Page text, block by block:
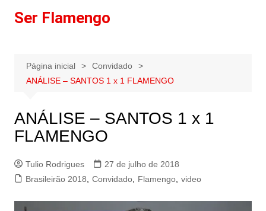
paraSer Flamengo
Página inicial
Convidado
ANÁLISE – SANTOS 1 x 1 FLAMENGO
ANÁLISE – SANTOS 1 x 1
FLAMENGO
Tulio Rodrigues
27 de julho de 2018
Brasileirão 2018
Convidado, Flamengo, video